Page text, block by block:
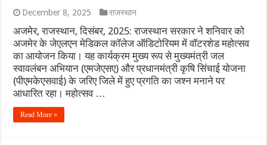
December 8, 2025 राजस्थान
अजमेर, राजस्थान, दिसंबर, 2025: राजस्थान सरकार ने शनिवार को
अजमेर के जेएलएन मेडिकल कॉलेज ऑडिटोरियम में वॉटरशेड महोत्सव
का आयोजन किया। यह कार्यक्रम मुख्य रूप से मुख्यमंत्री जल
स्वावलंबन अभियान (एमजेएसए) और प्रधानमंत्री कृषि सिंचाई योजना
(पीएमकेएसवाई) के जरिए जिले में हुए प्रगति का जश्न मनाने पर
आधारित रहा। महोत्सव …
Read More »